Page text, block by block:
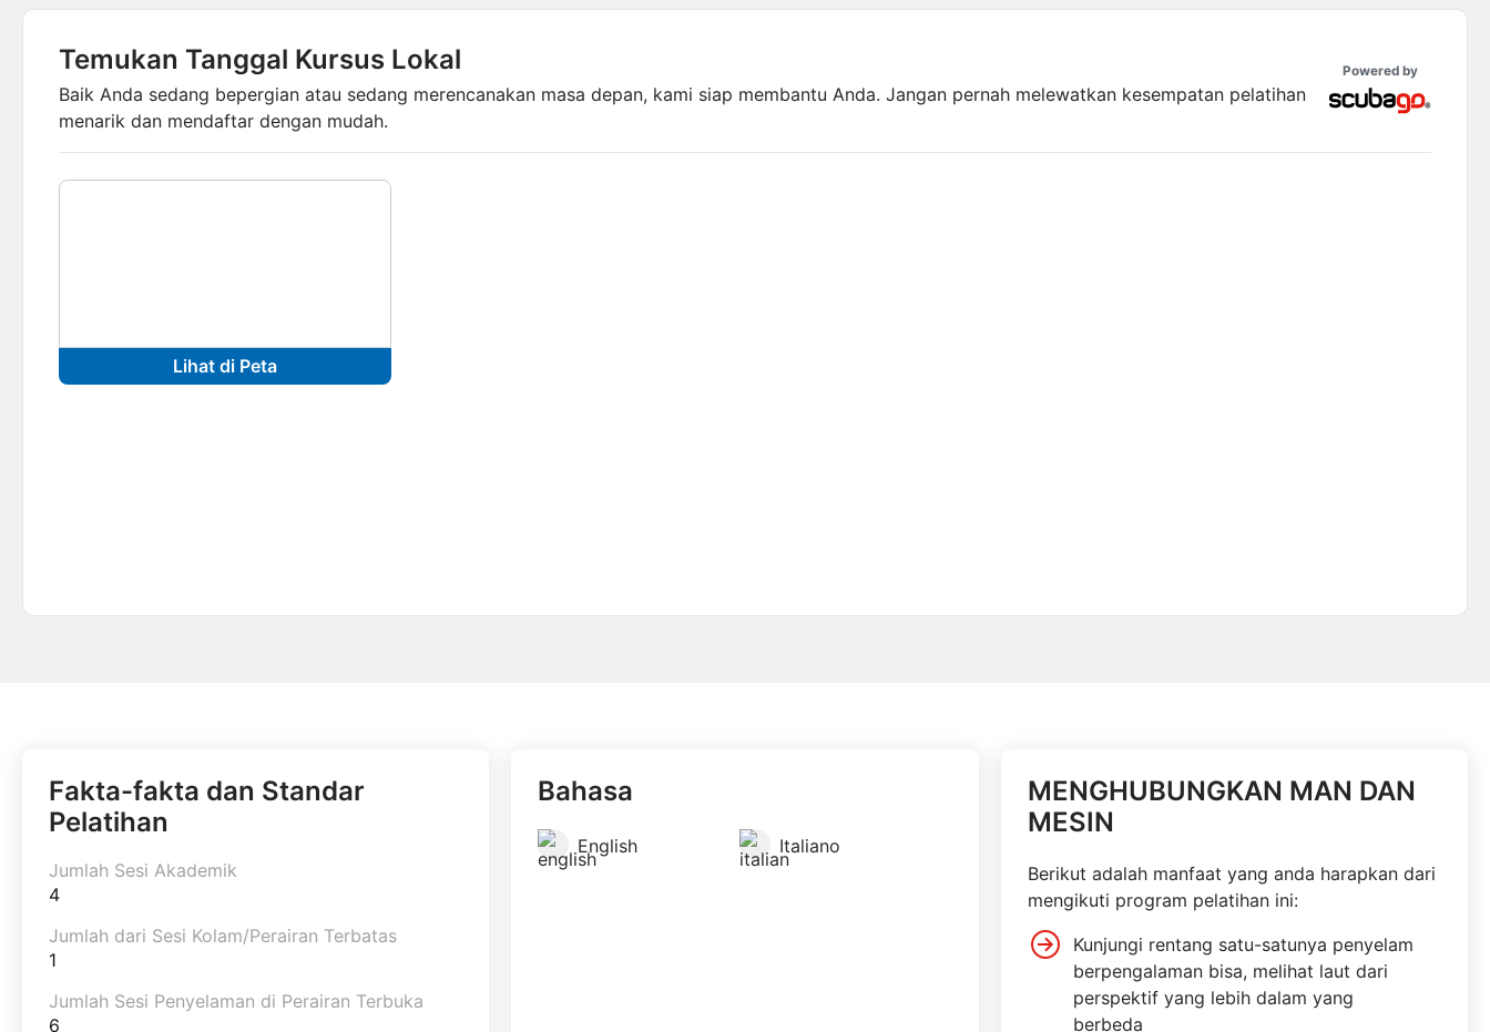
Temukan Tanggal Kursus Lokal
Baik Anda sedang bepergian atau sedang merencanakan masa depan, kami siap membantu Anda. Jangan pernah melewatkan kesempatan pelatihan
menarik dan mendaftar dengan mudah.
Powered by
Lihat di Peta
Fakta-fakta dan Standar
Pelatihan
Jumlah Sesi Akademik
4
Jumlah dari Sesi Kolam/Perairan Terbatas
1
Jumlah Sesi Penyelaman di Perairan Terbuka
6
Bahasa
English Italiano
MENGHUBUNGKAN MAN DAN
MESIN
Berikut adalah manfaat yang anda harapkan dari
mengikuti program pelatihan ini:
Kunjungi rentang satu-satunya penyelam
berpengalaman bisa, melihat laut dari
perspektif yang lebih dalam yang
berbeda